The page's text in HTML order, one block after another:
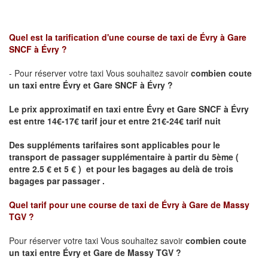
Quel est la tarification d'une course de taxi de Évry à Gare
SNCF à Évry ?
- Pour réserver votre taxi Vous souhaitez savoir combien coute
un taxi entre Évry et Gare SNCF à Évry ?
Le prix approximatif en taxi entre Évry et Gare SNCF à Évry
est entre 14€-17€ tarif jour et entre 21€-24€ tarif nuit
Des suppléments tarifaires sont applicables pour le
transport de passager supplémentaire à partir du 5ème (
entre 2.5 € et 5 € ) et pour les bagages au delà de trois
bagages par passager .
Quel tarif pour une course de taxi de Évry à Gare de Massy
TGV ?
Pour réserver votre taxi Vous souhaitez savoir combien coute
un taxi entre Évry et Gare de Massy TGV ?